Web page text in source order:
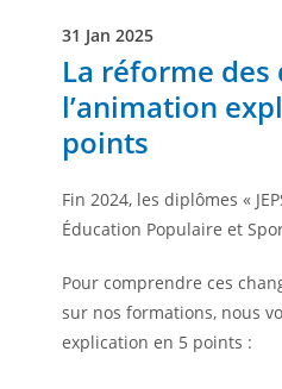
31 Jan 2025
La réforme
l’animation
points
Fin 2024, les diplômes «
Éducation Populaire et
Pour comprendre ces
sur nos formations, nous
explication en 5 points :